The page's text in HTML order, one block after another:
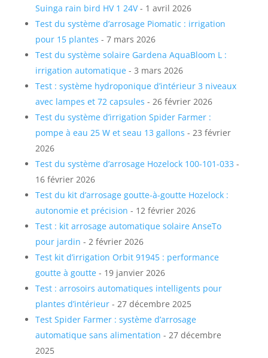
Suinga rain bird HV 1 24V- 1 avril 2026
Test du système d’arrosage Piomatic : irrigation
pour 15 plantes - 7 mars 2026
Test du système solaire Gardena AquaBloom L :
irrigation automatique- 3 mars 2026
Test : système hydroponique d’intérieur 3 niveaux
avec lampes et 72 capsules - 26 février 2026
Test du système d’irrigation Spider Farmer :
pompe à eau 25 W et seau 13 gallons - 23 février
2026
Test du système d’arrosage Hozelock 100-101-033 -
16 février 2026
Test du kit d’arrosage goutte-à-goutte Hozelock :
autonomie et précision - 12 février 2026
Test : kit arrosage automatique solaire AnseTo
pour jardin - 2 février 2026
Test kit d’irrigation Orbit 91945 : performance
goutte à goutte- 19 janvier 2026
Test : arrosoirs automatiques intelligents pour
plantes d’intérieur- 27 décembre 2025
Test Spider Farmer : système d’arrosage
automatique sans alimentation - 27 décembre
2025